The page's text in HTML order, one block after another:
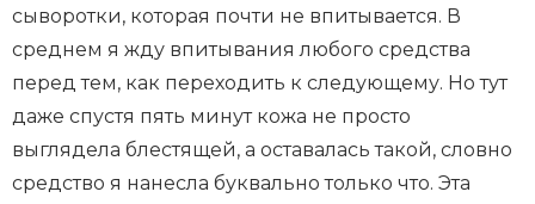
сыворотки, которая почти не впитывается. В
среднем я жду впитывания любого средства
перед тем, как переходить к следующему. Но тут
даже спустя пять минут кожа не просто
выглядела блестящей, а оставалась такой, словно
средство я нанесла буквально только что. Эта